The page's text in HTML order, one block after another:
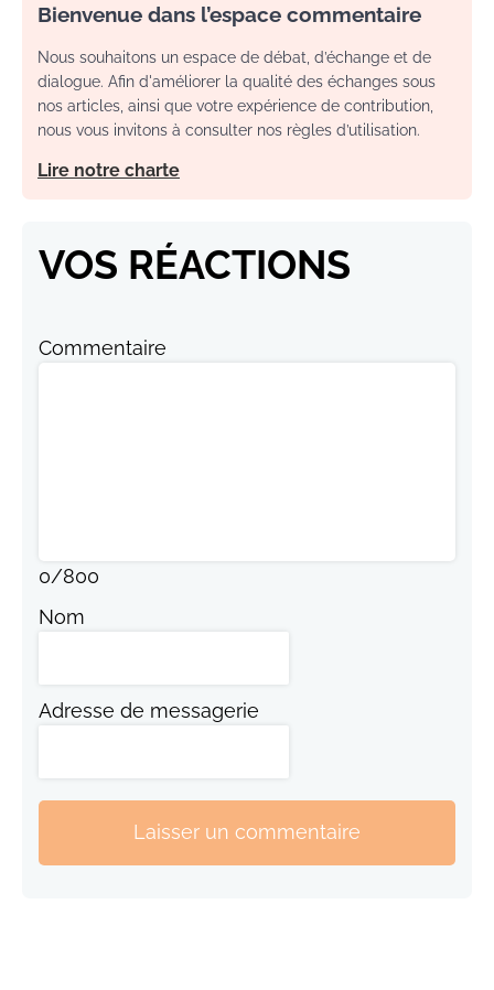
Bienvenue dans l’espace commentaire
Nous souhaitons un espace de débat, d’échange et de
dialogue. Afin d'améliorer la qualité des échanges sous
nos articles, ainsi que votre expérience de contribution,
nous vous invitons à consulter nos règles d’utilisation.
Lire notre charte
VOS RÉACTIONS
Commentaire
0/800
Nom
Adresse de messagerie
Laisser un commentaire